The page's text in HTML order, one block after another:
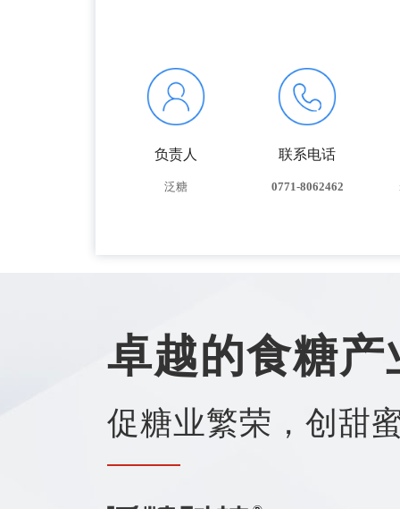
负责人
泛糖
联系电话
0771-8062462
卓越的食糖
促糖业繁荣，创甜